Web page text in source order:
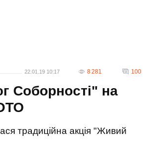
22.01.19 10:17 8 281 100
Соборності" на
традиційна акція "Живий